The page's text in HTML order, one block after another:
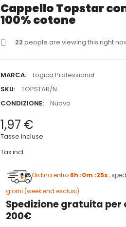
Cappello Topstar
100% cotone
22 people are viewing this right
MARCA:
Logica Professional
SKU:
TOPSTAR/N
CONDIZIONE:
Nuovo
1,97 €
Tasse incluse
Tax incl.
Ordina entro 6h :0m :24s,
giorni (week end esclusi)
Spedizione gratuita per
200€